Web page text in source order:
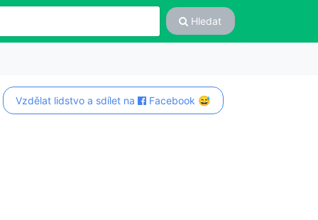
Hledat
Vzdělat lidstvo a sdílet na Facebook 😅